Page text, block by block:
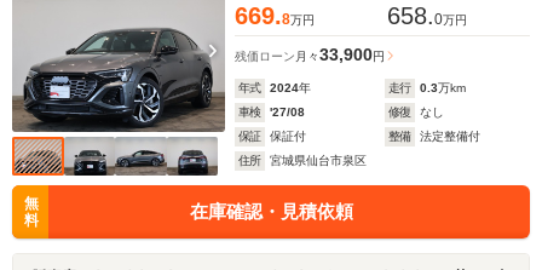
669.8万円 658.0万円
残価ローン 月々33,900円
年式 2024年 走行 0.3万km
車検
'27/08 修復
なし
保証
保証付 整備
法定整備付
住所
宮城県仙台市泉区
無
料
在庫確認・見積依頼